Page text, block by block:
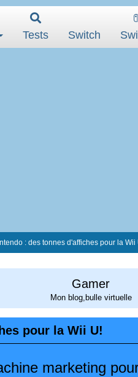
Tests Switch
: des tonnes d'affiches pour la Wii
Gamer
Mon blog,bulle virtuelle
pour la Wii U!
marketing